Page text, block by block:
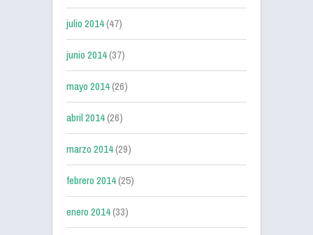
julio 2014(47)
junio 2014(37)
mayo 2014(26)
abril 2014(26)
marzo 2014(29)
febrero 2014(25)
enero 2014(33)